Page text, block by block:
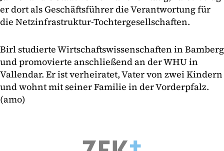
er dort als Geschäftsführer die Verantwortung für
die Netzinfrastruktur-Tochtergesellschaften.
Birl studierte Wirtschaftswissenschaften in Bamberg
und promovierte anschließend an der WHU in
Vallendar. Er ist verheiratet, Vater von zwei Kindern
und wohnt mit seiner Familie in der Vorderpfalz.
(amo)